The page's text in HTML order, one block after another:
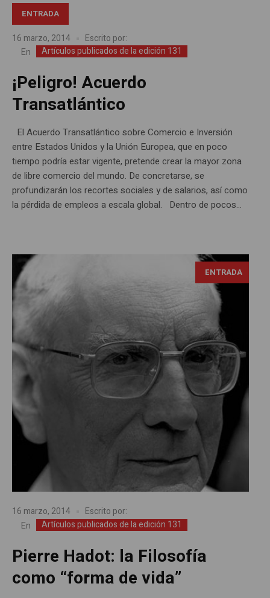
ENTRADA
16 marzo, 2014
Escrito por:
En
Artículos publicados de la edición 131
¡Peligro! Acuerdo
Transatlántico
El Acuerdo Transatlántico sobre Comercio e Inversión
entre Estados Unidos y la Unión Europea, que en poco
tiempo podría estar vigente, pretende crear la mayor zona
de libre comercio del mundo. De concretarse, se
profundizarán los recortes sociales y de salarios, así como
la pérdida de empleos a escala global. Dentro de pocos...
ENTRADA
16 marzo, 2014
Escrito por:
En
Artículos publicados de la edición 131
Pierre Hadot: la Filosofía
como “forma de vida”